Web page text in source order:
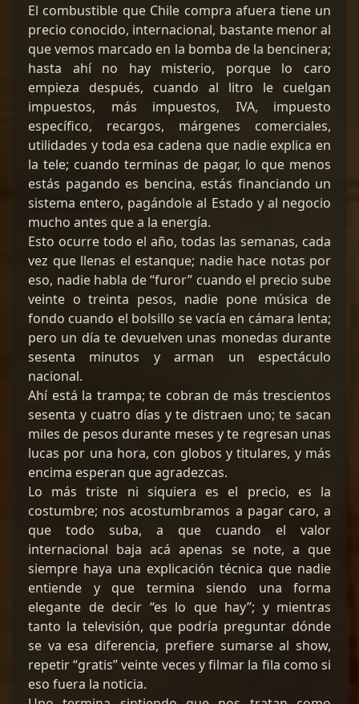
El combustible que Chile compra afuera tiene un
precio conocido, internacional, bastante menor al
que vemos marcado en la bomba de la bencinera;
hasta ahí no hay misterio, porque lo caro
empieza después, cuando al litro le cuelgan
impuestos, más impuestos, IVA, impuesto
específico, recargos, márgenes comerciales,
utilidades y toda esa cadena que nadie explica en
la tele; cuando terminas de pagar, lo que menos
estás pagando es bencina, estás financiando un
sistema entero, pagándole al Estado y al negocio
mucho antes que a la energía.
Esto ocurre todo el año, todas las semanas, cada
vez que llenas el estanque; nadie hace notas por
eso, nadie habla de “furor” cuando el precio sube
veinte o treinta pesos, nadie pone música de
fondo cuando el bolsillo se vacía en cámara lenta;
pero un día te devuelven unas monedas durante
sesenta minutos y arman un espectáculo
nacional.
Ahí está la trampa; te cobran de más trescientos
sesenta y cuatro días y te distraen uno; te sacan
miles de pesos durante meses y te regresan unas
lucas por una hora, con globos y titulares, y más
encima esperan que agradezcas.
Lo más triste ni siquiera es el precio, es la
costumbre; nos acostumbramos a pagar caro, a
que todo suba, a que cuando el valor
internacional baja acá apenas se note, a que
siempre haya una explicación técnica que nadie
entiende y que termina siendo una forma
elegante de decir “es lo que hay”; y mientras
tanto la televisión, que podría preguntar dónde
se va esa diferencia, prefiere sumarse al show,
repetir “gratis” veinte veces y filmar la fila como si
eso fuera la noticia.